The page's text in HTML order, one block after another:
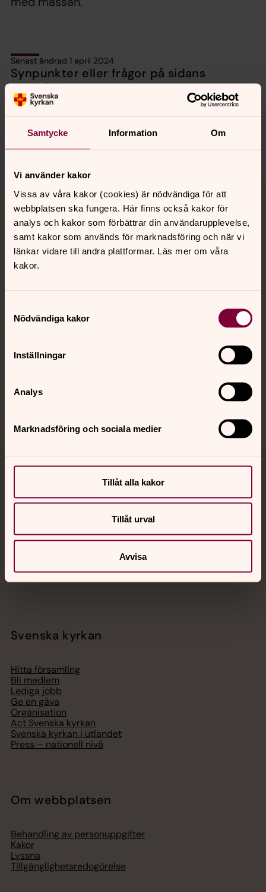
Samtycke Information Om
Vi använder kakor
Vissa av våra kakor (cookies) är nödvändiga för att
webbplatsen ska fungera. Här finns också kakor för
analys och kakor som förbättrar din användarupplevelse,
samt kakor som används för marknadsföring och när vi
länkar vidare till andra plattformar. Läs mer om våra
kakor.
Nödvändiga kakor
Inställningar
Analys
Marknadsföring och sociala medier
Tillåt alla kakor
Tillåt urval
Avvisa
Senast ändrad 1 april 2024
Synpunkter eller frågor på sidans
innehåll?
aten@svenskakyrkan.se
Kontakt
Kalender
Jourhavande präst
Akut samtals- och krisstöd. Prata eller chatta anonymt
med en präst på kvällar och nätter.
Telefon 112
Svenska kyrkan
Hitta församling
Bli medlem
Lediga jobb
Ge en gåva
Organisation
Act Svenska kyrkan
Svenska kyrkan i utlandet
Press – nationell nivå
Om webbplatsen
Behandling av personuppgifter
Kakor
Lyssna
Tillgänglighetsredogörelse